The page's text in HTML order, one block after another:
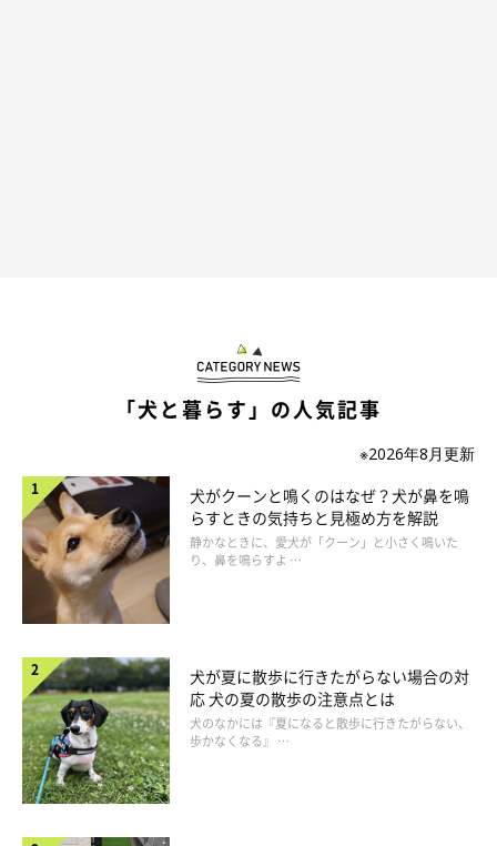
ドライブ中に犬を自由にさせたり、景色を見せたりするのはよく
ありません。ドライブを楽しんでもらいたいという気持ちからな
のでしょうが、クレートから出して自由にすると、万が一の際に
危険です。また、走行中に景色を見せるのは犬が酔う原因になっ
たり、車外の動くものに反応して吠える原因になってしまうこと
も。
犬とドライブをするときは、クレートの中に入れてシートベルト
で固定するようにしましょう。クレートの中で静かに休んでいた
方が、犬にとって安全でいいドライブになります。
「犬と暮らす」の人気記事
※2026年8月更新
犬がクーンと鳴くのはなぜ？犬が鼻を鳴
らすときの気持ちと見極め方を解説
静かなときに、愛犬が「クーン」と小さく鳴いた
り、鼻を鳴らすよ …
犬が夏に散歩に行きたがらない場合の対
応 犬の夏の散歩の注意点とは
犬のなかには『夏になると散歩に行きたがらない、
歩かなくなる』 …